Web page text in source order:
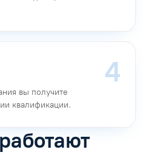
вы получите
квалификации.